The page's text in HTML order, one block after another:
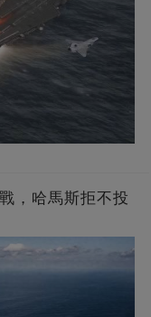
，哈馬斯拒不投